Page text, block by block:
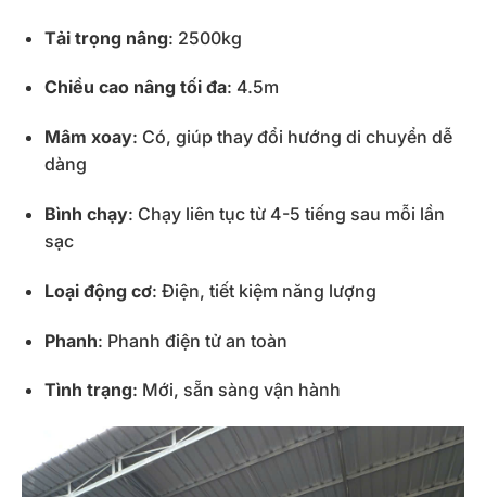
Tải trọng nâng: 2500kg
Chiều cao nâng tối đa: 4.5m
Mâm xoay: Có, giúp thay đổi hướng di chuyển dễ
dàng
Bình chạy: Chạy liên tục từ 4-5 tiếng sau mỗi lần
sạc
Loại động cơ: Điện, tiết kiệm năng lượng
Phanh: Phanh điện tử an toàn
Tình trạng: Mới, sẵn sàng vận hành